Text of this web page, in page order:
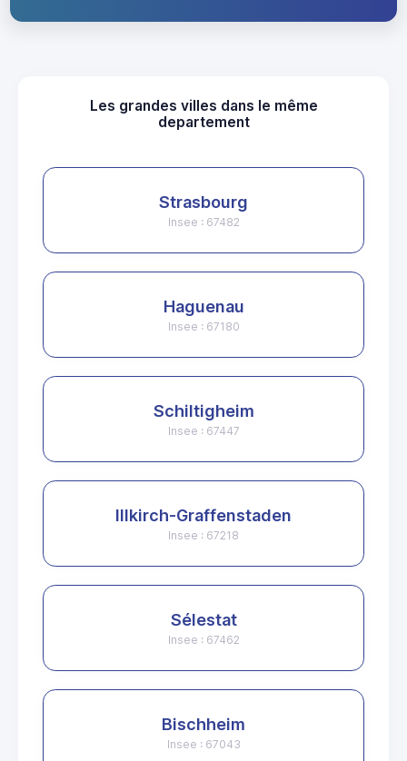
Les grandes villes dans le même
departement
Strasbourg
Insee : 67482
Haguenau
Insee : 67180
Schiltigheim
Insee : 67447
Illkirch-Graffenstaden
Insee : 67218
Sélestat
Insee : 67462
Bischheim
Insee : 67043